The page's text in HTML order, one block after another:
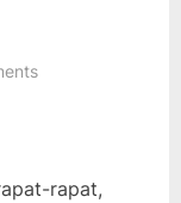
on
Selirapat,